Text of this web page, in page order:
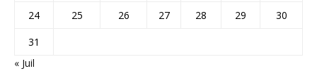
24
25 26 27 28 29
30
31
« Juil